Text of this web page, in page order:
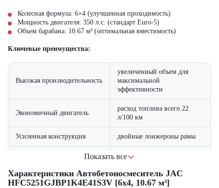
Колесная формула: 6×4 (улучшенная проходимость)
Мощность двигателя: 350 л.с. (стандарт Euro-5)
Объем барабана: 10.67 м³ (оптимальная вместимость)
Ключевые преимущества:
Высокая производительность
увеличенный объем для
максимальной
эффективности
Экономичный двигатель
расход топлива всего 22
л/100 км
Усиленная конструкция двойные лонжероны рамы
Комфортабельная кабина
климат-контроль, цифровая
Интеллектуальная система
контроль параметров в
Показать все
Характеристики Автобетоносмеситель JAC
HFC5251GJBP1K4E41S3V [6x4, 10.67 м³]